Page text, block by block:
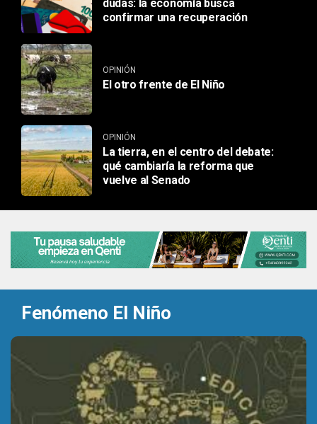
dudas: la economía busca
confirmar una recuperación
OPINIÓN
El otro frente de El Niño
OPINIÓN
La tierra, en el centro del debate:
qué cambiaría la reforma que
vuelve al Senado
Fenómeno El Niño